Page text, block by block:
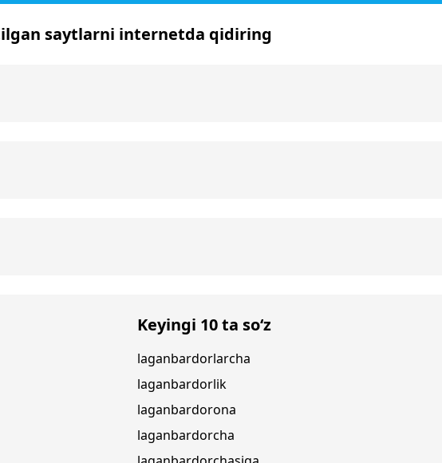
saytlarni internetda qidiring
Keyingi 10 ta so‘z
laganbardorlarcha
laganbardorlik
laganbardorona
laganbardorcha